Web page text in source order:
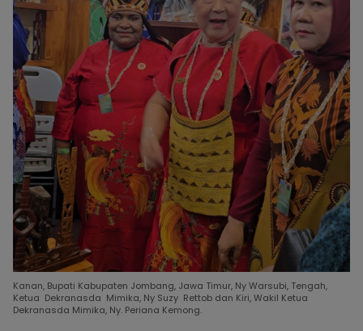
Kanan, Bupati Kabupaten Jombang, Jawa Timur, Ny Warsubi, Tengah,
Ketua Dekranasda Mimika, Ny Suzy Rettob dan Kiri, Wakil Ketua
Dekranasda Mimika, Ny. Periana Kemong.